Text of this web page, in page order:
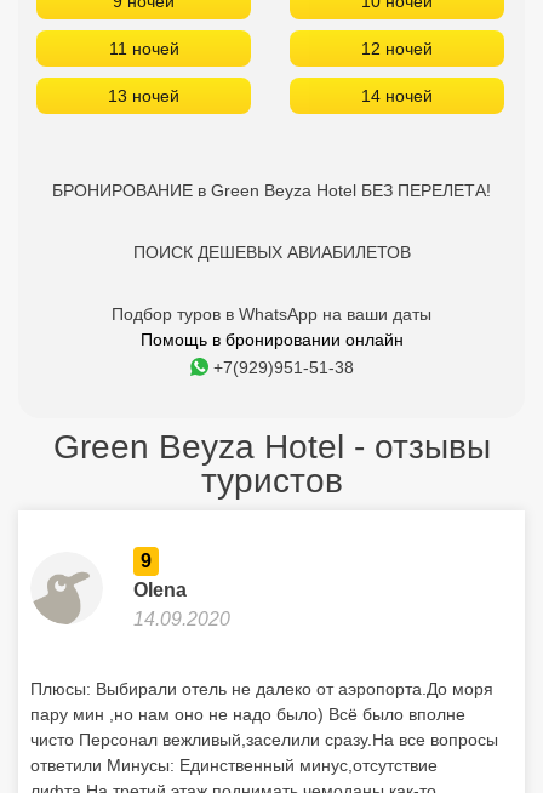
11 ночей 12 ночей
13 ночей 14 ночей
БРОНИРОВАНИЕ в Green Beyza Hotel БЕЗ ПЕРЕЛЕТА!
ПОИСК ДЕШЕВЫХ АВИАБИЛЕТОВ
Подбор туров в WhatsApp на ваши даты
Помощь в бронировании онлайн
+7(929)951-51-38
Green Beyza Hotel - отзывы
туристов
9
Olena
14.09.2020
Плюсы: Выбирали отель не далеко от аэропорта.До моря
пару мин ,но нам оно не надо было) Всё было вполне
чисто Персонал вежливый,заселили сразу.На все вопросы
ответили Минусы: Единственный минус,отсутствие